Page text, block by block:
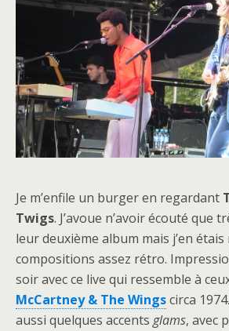
Je m’enfile un burger en regardant
Twigs. J’avoue n’avoir écouté que
leur deuxième album mais j’en étais
compositions assez rétro.
soir avec ce live qui ressemble à
McCartney & The Wingscirca
aussi quelques accents glams, avec